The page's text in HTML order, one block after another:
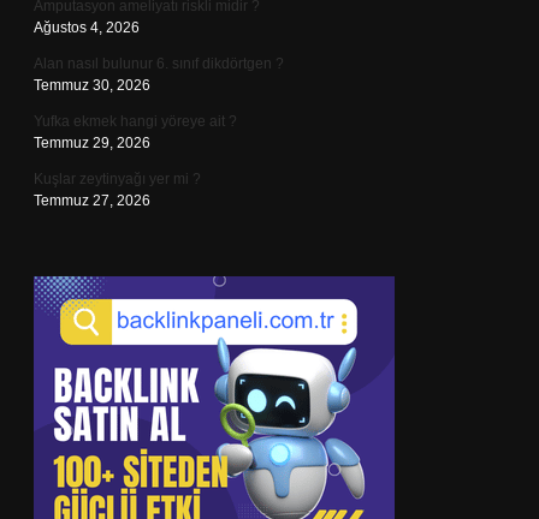
Amputasyon ameliyatı riskli midir ?
Ağustos 4, 2026
Alan nasıl bulunur 6. sınıf dikdörtgen ?
Temmuz 30, 2026
Yufka ekmek hangi yöreye ait ?
Temmuz 29, 2026
Kuşlar zeytinyağı yer mi ?
Temmuz 27, 2026